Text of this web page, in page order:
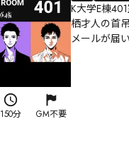
150分 GM不要
K大学E棟
栖才人の首
メールが届い